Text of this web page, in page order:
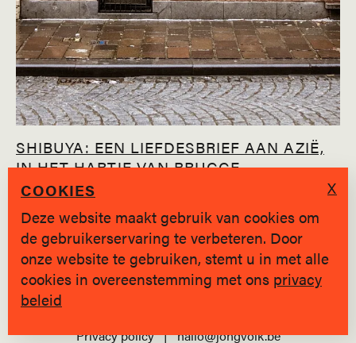
SHIBUYA: EEN LIEFDESBRIEF AAN AZIË,
IN HET HARTJE VAN BRUGGE
+ Laad meer verhalen
Privacy policy | hallo@jongvolk.be
COOKIES
Deze website maakt gebruik van cookies om
de gebruikerservaring te verbeteren. Door
onze website te gebruiken, stemt u in met alle
cookies in overeenstemming met ons privacy
beleid
X